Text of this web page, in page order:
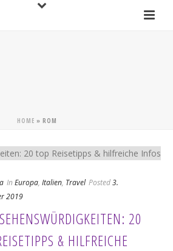
HOME » ROM
In Europa, Italien, Travel Posted3.
2019
20
& HILFREICHE